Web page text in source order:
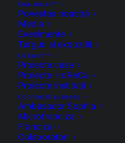
Cine suntem?
Povestea noastră
Media
Evenimente
Targuri si expozitii
Ce facem?
Proiecte case
Proiecte HoReCa
Proiecte instituții
Oportunitati business
Ambasador Sophia
Microfranciza
Franciza
Colaboratori
Descoperă arta
perdelelor și
draperiilor pe
comandă